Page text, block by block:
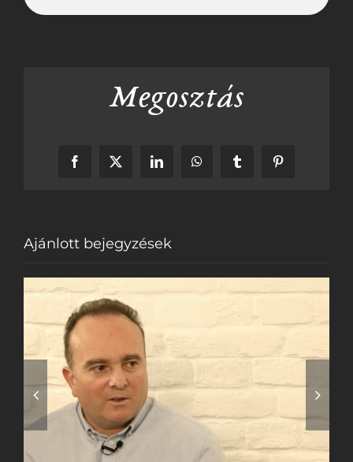
Megosztás
Facebook
X LinkedInWhatsAppTumblr Pinterest
Ajánlott bejegyzések
3% esély a túlélésre
– Van remény?